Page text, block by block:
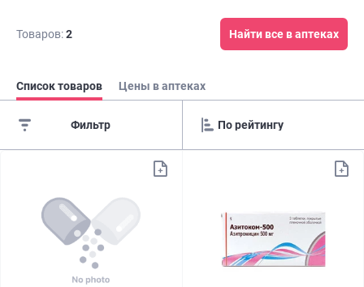
Товаров:2 Найти все в аптеках
Список товаров Цены в аптеках
Фильтр